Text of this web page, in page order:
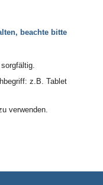
beachte bitte
z.B. Tablet
verwenden.